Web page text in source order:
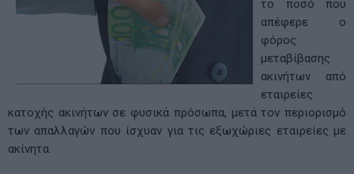
το ποσό που
απέφερε ο
φόρος
μεταβίβασης
ακινήτων από
εταιρείες
κατοχής ακινήτων σε φυσικά πρόσωπα, μετά τον περιορισμό
των απαλλαγών που ίσχυαν για τις εξωχώριες εταιρείες με
ακίνητα.